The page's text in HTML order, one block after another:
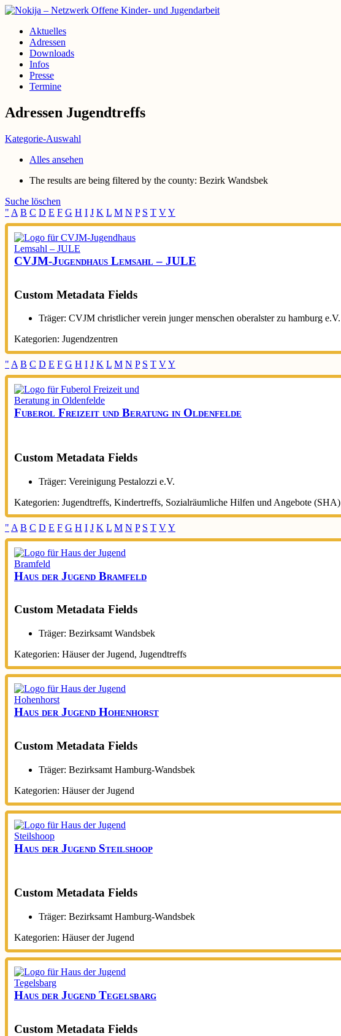
Aktuelles
Adressen
Downloads
Infos
Presse
Termine
Adressen Jugendtreffs
Kategorie-Auswahl
Alles ansehen
The results are being filtered by the county: Bezirk Wandsbek
Suche löschen
" A B C D E F G H I J K L M N P S T VY
CVJM-Jugendhaus Lemsahl – JULE
Custom Metadata Fields
Träger: CVJM christlicher verein junger menschen oberalster zu hamburg e.V.
Kategorien: Jugendzentren
" A B C D E F G H I J K L M N P S T VY
Fuberol Freizeit und Beratung in Oldenfelde
Custom Metadata Fields
Träger: Vereinigung Pestalozzi e.V.
Kategorien: Jugendtreffs, Kindertreffs, Sozialräumliche Hilfen und Angebote (SHA)
" A B C D E F G H I J K L M N P S T VY
Haus der Jugend Bramfeld
Custom Metadata Fields
Träger: Bezirksamt Wandsbek
Kategorien: Häuser der Jugend, Jugendtreffs
Haus der Jugend Hohenhorst
Custom Metadata Fields
Träger: Bezirksamt Hamburg-Wandsbek
Kategorien: Häuser der Jugend
Haus der Jugend Steilshoop
Custom Metadata Fields
Träger: Bezirksamt Hamburg-Wandsbek
Kategorien: Häuser der Jugend
Haus der Jugend Tegelsbarg
Custom Metadata Fields